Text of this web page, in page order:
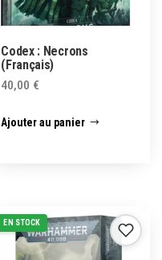
Codex : Necrons
(Français)
40,00 €
Ajouter au panier
EN STOCK